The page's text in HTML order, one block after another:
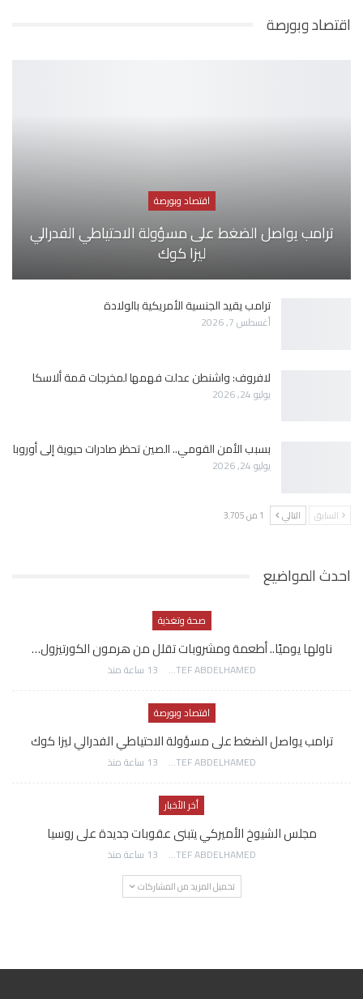
اقتصاد وبورصة
اقتصاد وبورصة
ترامب يواصل الضغط على مسؤولة الاحتياطي الفدرالي
ليزا كوك
ترامب يقيد الجنسية الأمريكية بالولادة
أغسطس 7, 2026
لافروف: واشنطن عدلت فهمها لمخرجات قمة ألاسكا
يوليو 24, 2026
بسبب الأمن القومي.. الصين تحظر صادرات حيوية إلى أوروبا
يوليو 24, 2026
السابق التالي 1 من 3٬705
احدث المواضيع
صحة وتغذية
ناولها يوميًا.. أطعمة ومشروبات تقلل من هرمون الكورتيزول…
AWATEF ABDELHAMED 13 ساعة منذ
اقتصاد وبورصة
ترامب يواصل الضغط على مسؤولة الاحتياطي الفدرالي ليزا كوك
AWATEF ABDELHAMED 13 ساعة منذ
أخر الأخبار
مجلس الشيوخ الأميركي يتبنى عقوبات جديدة على روسيا
AWATEF ABDELHAMED 13 ساعة منذ
تحميل المزيد من المشاركات